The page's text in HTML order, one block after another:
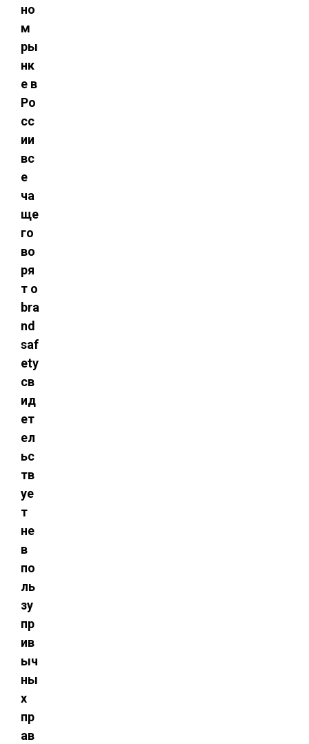
но
м
ры
нк
е в
Ро
сс
ии
вс
е
ча
ще
го
во
ря
т о
bra
nd
saf
ety
св
ид
ет
ел
ьс
тв
уе
т
не
в
по
ль
зу
пр
ив
ыч
ны
х
пр
ав